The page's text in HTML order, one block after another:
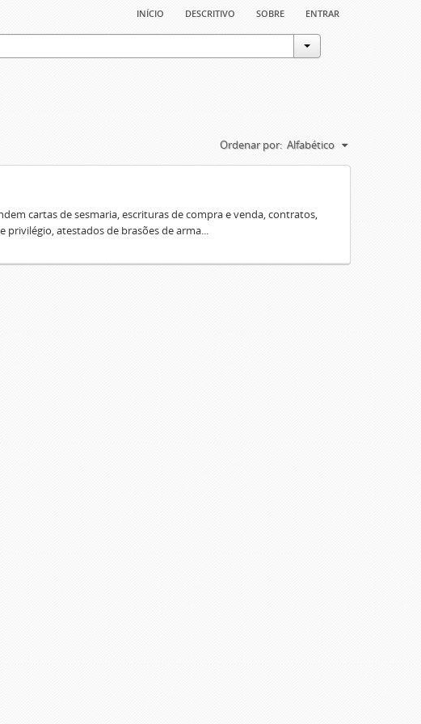
início descritivo sobre entrar
Ordenar por: Alfabético
cartas de sesmaria, escrituras de compra e venda, contratos,
atestados de brasões de arma...